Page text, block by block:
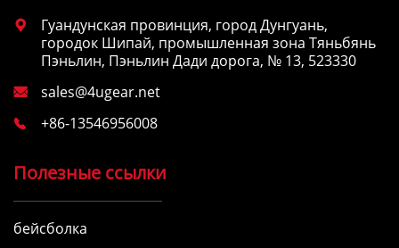

Гуандунская провинция, город Дунгуань,
городок Шипай, промышленная зона Тяньбянь
Пэньлин, Пэньлин Дади дорога, № 13, 523330
 sales@4ugear.net
 +86-13546956008
Полезные ссылки
бейсболка